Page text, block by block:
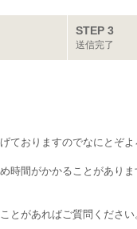
STEP 3
送信完了
ておりますのでなにとぞよ
時間がかかることがありま
とがあればご質問ください